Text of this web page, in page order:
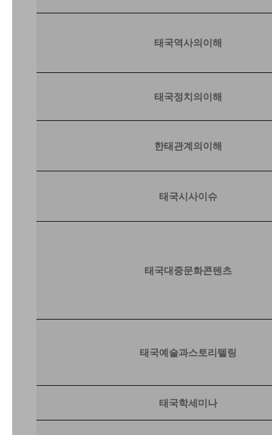
태국역사의이해
태국정치의이해
한태관계의이해
태국시사이슈
태 국대중문화콘텐츠
태국예술과스토리텔링
태국학세미나